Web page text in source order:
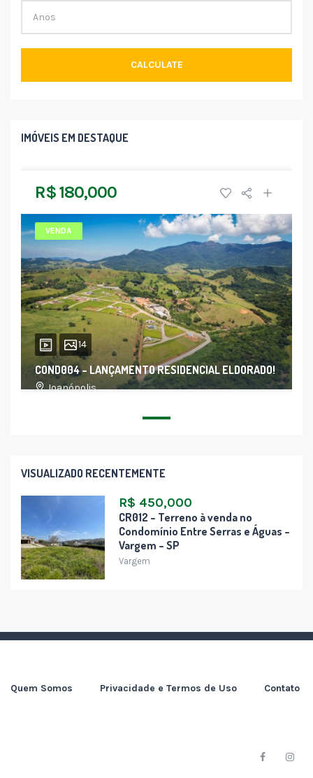
CALCULATE
IMÓVEIS EM DESTAQUE
R$ 180,000
VENDA
14
COND004 – LANÇAMENTO RESIDENCIAL ELDORADO!
Joanópolis
VISUALIZADO RECENTEMENTE
R$ 450,000
CR012 – Terreno à venda no
Condomínio Entre Serras e Águas –
Vargem – SP
Vargem
Quem Somos Privacidade e Termos de Uso Contato